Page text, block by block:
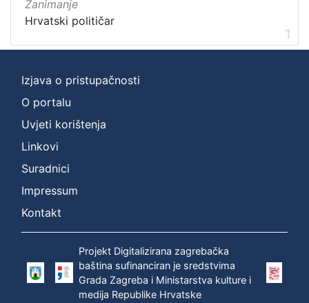
Zanimanje
Hrvatski političar
1
Izjava o pristupačnosti
O portalu
Uvjeti korištenja
Linkovi
Suradnici
Impressum
Kontakt
Projekt Digitalizirana zagrebačka
baština sufinanciran je sredstvima
Grada Zagreba i Ministarstva kulture i
medija Republike Hrvatske